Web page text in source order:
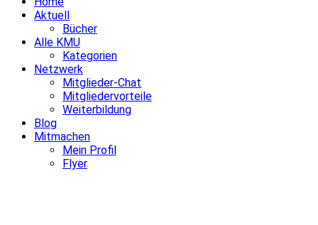
Aktuell
Bücher
Alle KMU
Kategorien
Netzwerk
Mitglieder-Chat
Mitgliedervorteile
Weiterbildung
Blog
Mitmachen
Mein Profil
Flyer